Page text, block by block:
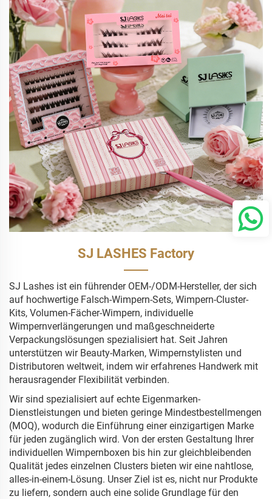
SJ LASHES Factory
SJ Lashes ist ein führender OEM-/ODM-Hersteller, der sich
auf hochwertige Falsch-Wimpern-Sets, Wimpern-Cluster-
Kits, Volumen-Fächer-Wimpern, individuelle
Wimpernverlängerungen und maßgeschneiderte
Verpackungslösungen spezialisiert hat. Seit Jahren
unterstützen wir Beauty-Marken, Wimpernstylisten und
Distributoren weltweit, indem wir erfahrenes Handwerk mit
herausragender Flexibilität verbinden.
Wir sind spezialisiert auf echte Eigenmarken-
Dienstleistungen und bieten geringe Mindestbestellmengen
(MOQ), wodurch die Einführung einer einzigartigen Marke
für jeden zugänglich wird. Von der ersten Gestaltung Ihrer
individuellen Wimpernboxen bis hin zur gleichbleibenden
Qualität jedes einzelnen Clusters bieten wir eine nahtlose,
alles-in-einem-Lösung. Unser Ziel ist es, nicht nur Produkte
zu liefern, sondern auch eine solide Grundlage für den